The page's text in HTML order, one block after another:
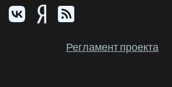
Регламент проекта